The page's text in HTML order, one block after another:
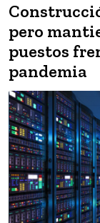
pero
puestos
pandemia